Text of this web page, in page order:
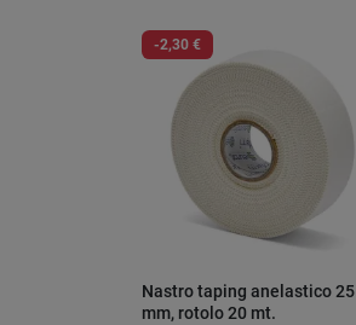
-2,30 €
Nastro taping anelastico 25
mm, rotolo 20 mt.